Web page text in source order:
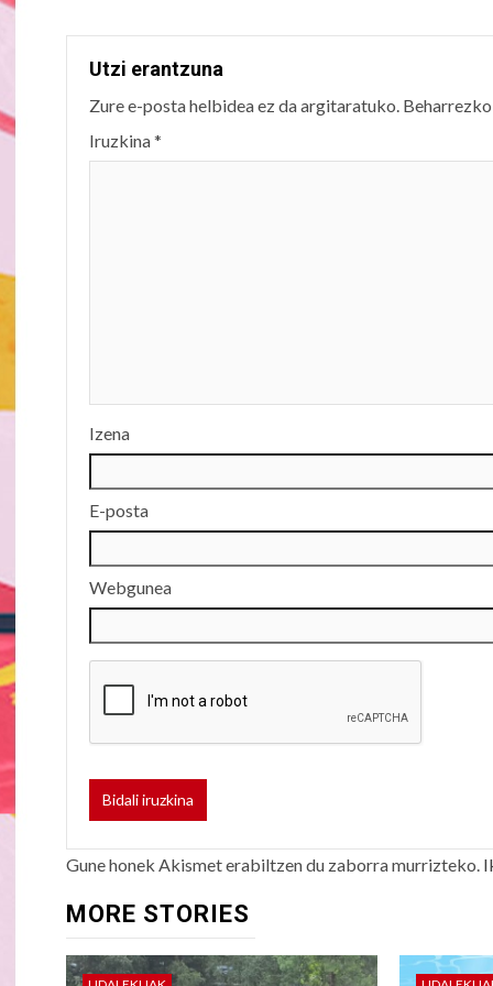
Utzi erantzuna
Zure e-posta helbidea ez da argitaratuko.
Iruzkina*
Izena
E-posta
Webgunea
Gune honek Akismet erabiltzen du zaborra murrizteko.
MORE STORIES